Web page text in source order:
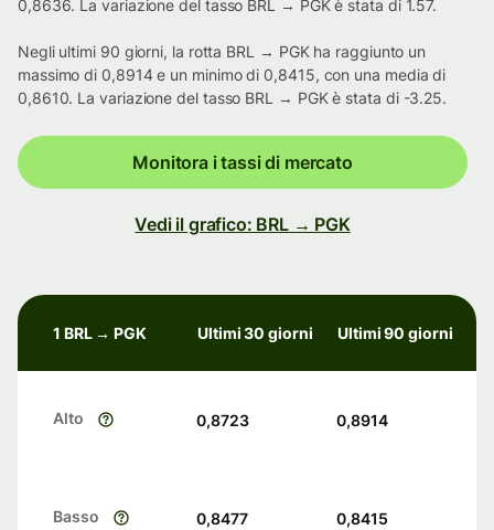
0,8636. La variazione del tasso BRL → PGK è stata di 1.57.
Negli ultimi 90 giorni, la rotta BRL → PGK ha raggiunto un
massimo di 0,8914 e un minimo di 0,8415, con una media di
0,8610. La variazione del tasso BRL → PGK è stata di -3.25.
Monitora i tassi di mercato
Vedi il grafico: BRL → PGK
1 BRL → PGK Ultimi 30 giorni Ultimi 90 giorni
Alto 0,8723 0,8914
Basso 0,8477 0,8415